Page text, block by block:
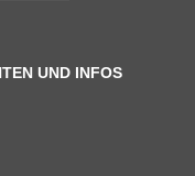
UND INFOS